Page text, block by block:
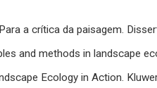
a crítica da paisagem.
and methods in landscape
Ecology in Action.